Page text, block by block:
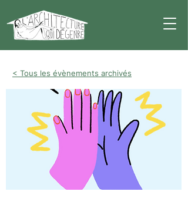
< Tous les évènements archivés